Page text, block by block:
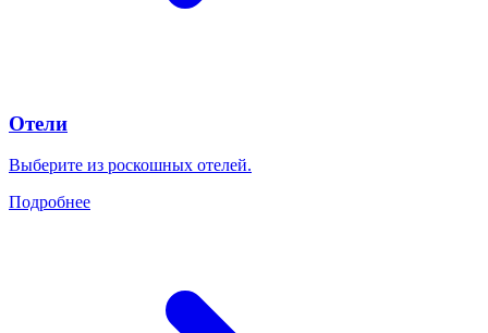
Отели
Выберите из роскошных отелей.
Подробнее